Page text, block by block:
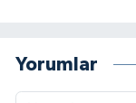
Yorumlar